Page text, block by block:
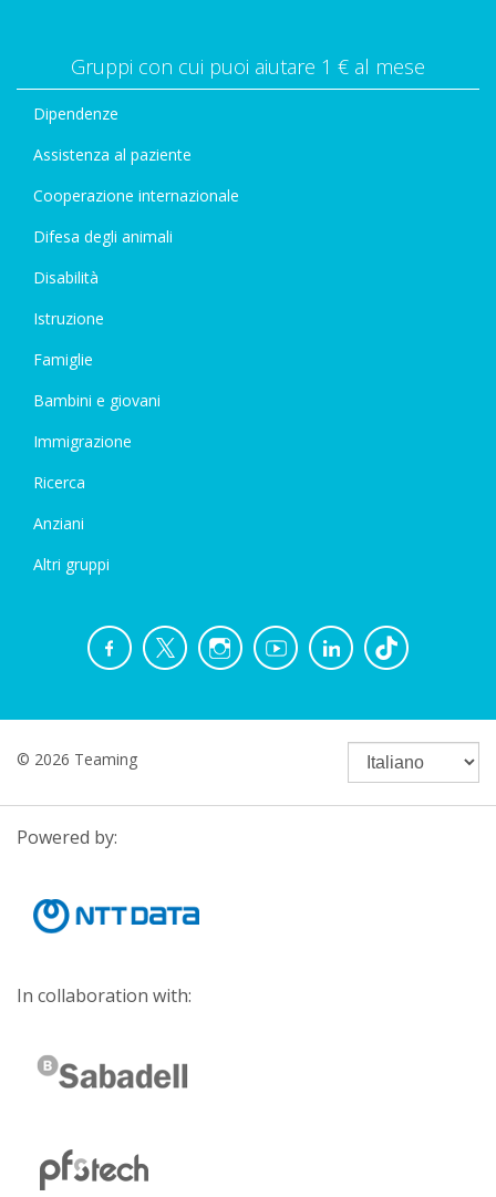
Gruppi con cui puoi aiutare 1 € al mese
Dipendenze
Assistenza al paziente
Cooperazione internazionale
Difesa degli animali
Disabilità
Istruzione
Famiglie
Bambini e giovani
Immigrazione
Ricerca
Anziani
Altri gruppi
© 2026 Teaming
Powered by:
In collaboration with: